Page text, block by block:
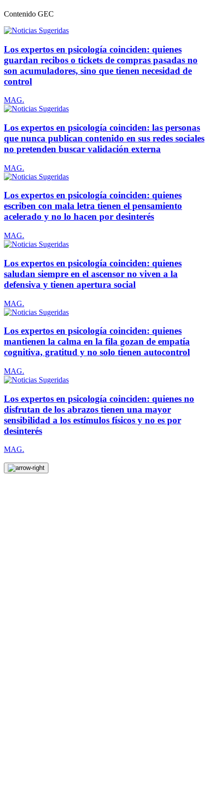
Contenido GEC
Los expertos en psicología coinciden: quienes
guardan recibos o tickets de compras pasadas no
son acumuladores, sino que tienen necesidad de
control
MAG.
Los expertos en psicología coinciden: las personas
que nunca publican contenido en sus redes sociales
no pretenden buscar validación externa
MAG.
Los expertos en psicología coinciden: quienes
escriben con mala letra tienen el pensamiento
acelerado y no lo hacen por desinterés
MAG.
Los expertos en psicología coinciden: quienes
saludan siempre en el ascensor no viven a la
defensiva y tienen apertura social
MAG.
Los expertos en psicología coinciden: quienes
mantienen la calma en la fila gozan de empatía
cognitiva, gratitud y no solo tienen autocontrol
MAG.
Los expertos en psicología coinciden: quienes no
disfrutan de los abrazos tienen una mayor
sensibilidad a los estímulos físicos y no es por
desinterés
MAG.